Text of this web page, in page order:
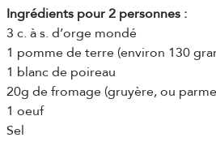
Ingrédients pour 2 personnes :
3 c. à s. d’orge mondé
1 pomme de terre (environ 130
1 blanc de poireau
20g de fromage (gruyère, ou
1 oeuf
Sel